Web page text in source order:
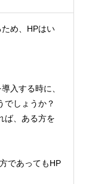
め、HPはい
入する時に、
でしょうか？
ば、ある方を
であってもHP